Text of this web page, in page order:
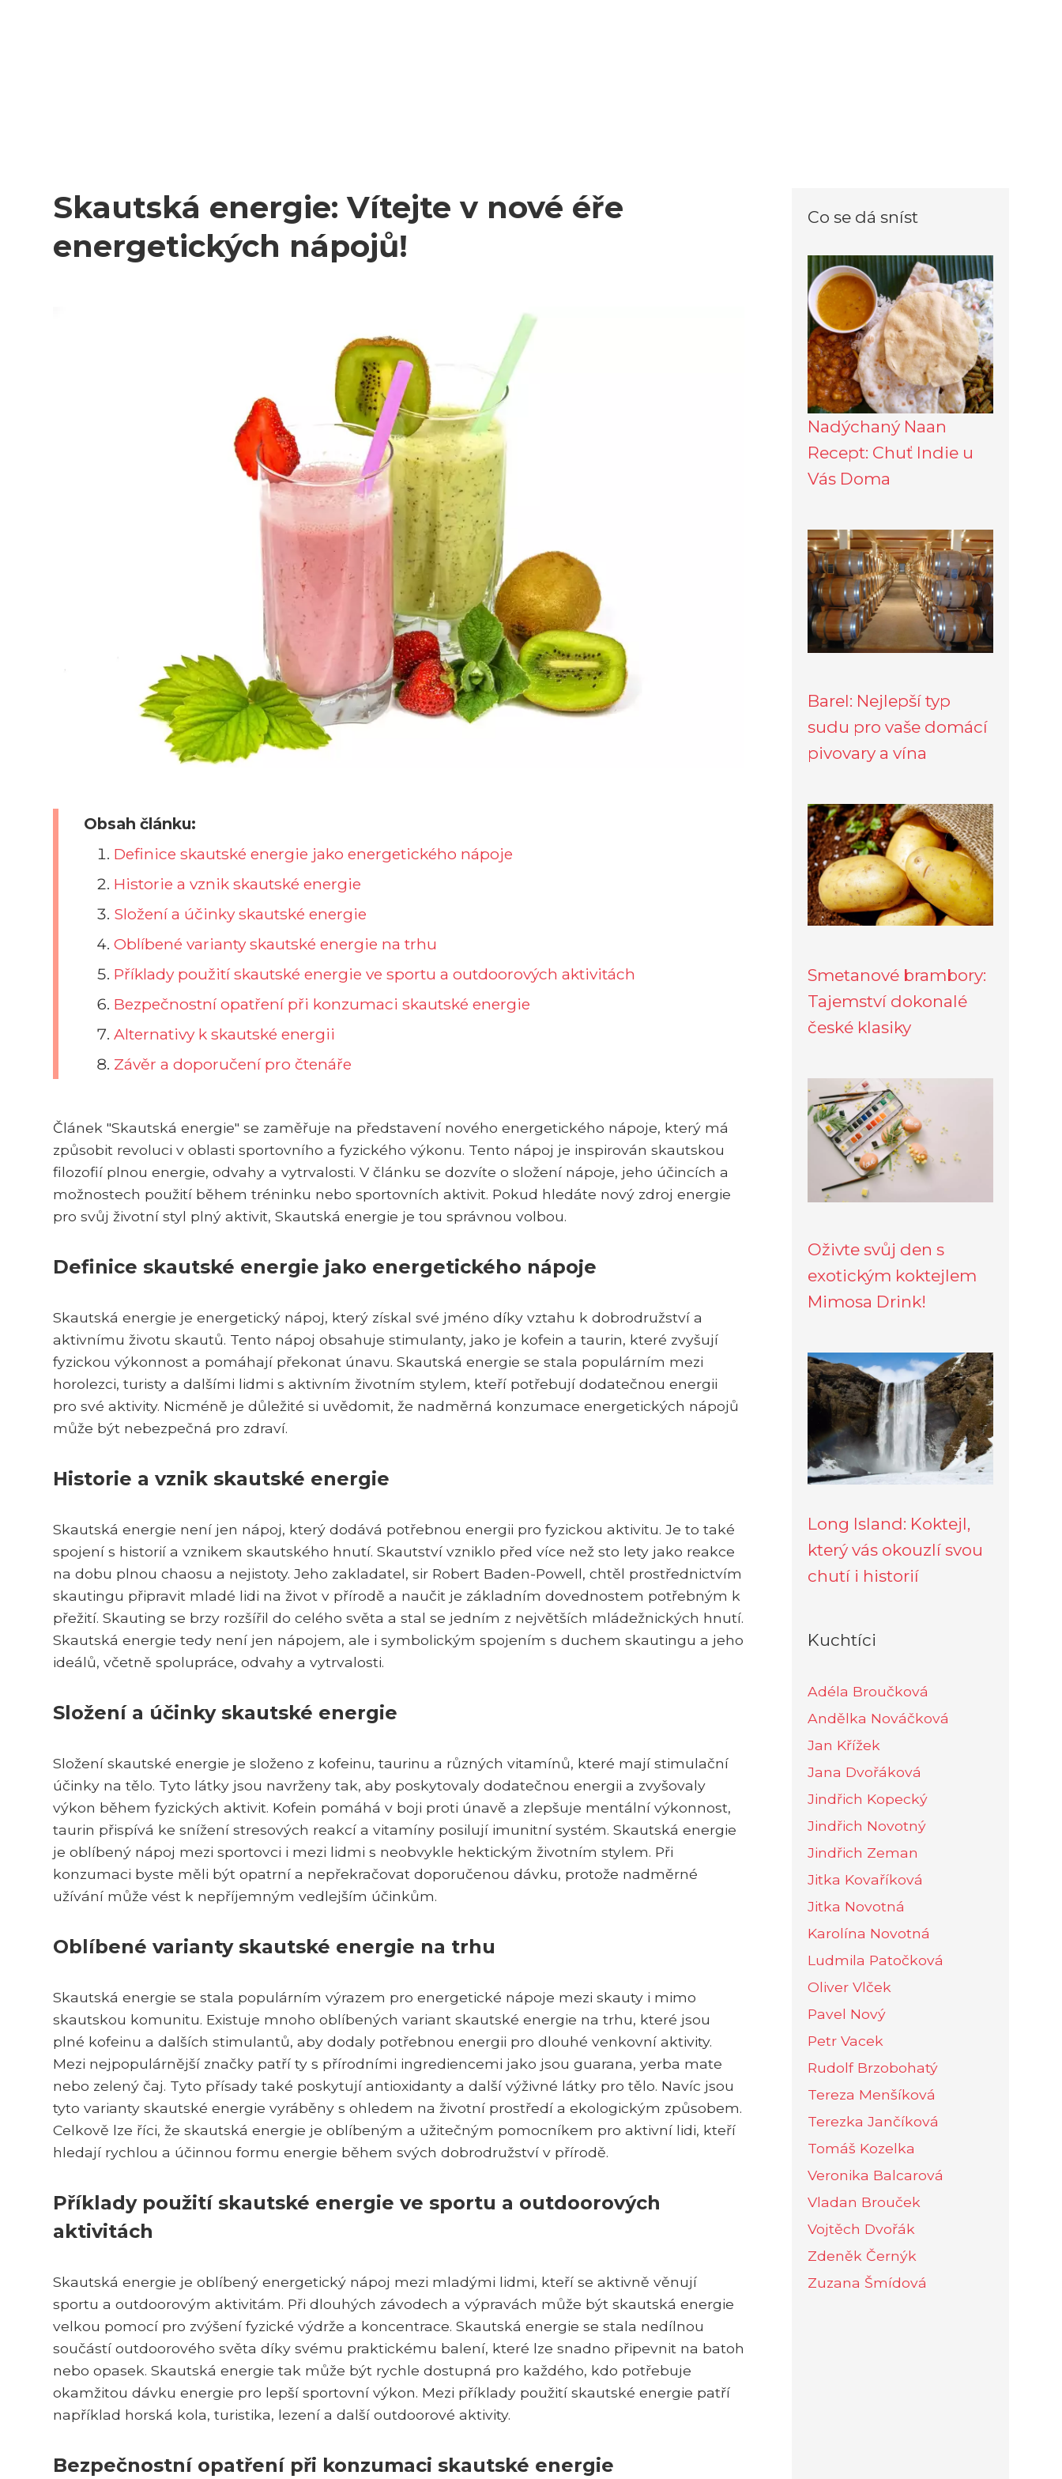
Skautská energie: Vítejte v nové éře
energetických nápojů!
Obsah článku:
Definice skautské energie jako energetického nápoje
Historie a vznik skautské energie
Složení a účinky skautské energie
Oblíbené varianty skautské energie na trhu
Příklady použití skautské energie ve sportu a outdoorových aktivitách
Bezpečnostní opatření při konzumaci skautské energie
Alternativy k skautské energii
Závěr a doporučení pro čtenáře
Článek "Skautská energie" se zaměřuje na představení nového energetického nápoje, který má
způsobit revoluci v oblasti sportovního a fyzického výkonu. Tento nápoj je inspirován skautskou
filozofií plnou energie, odvahy a vytrvalosti. V článku se dozvíte o složení nápoje, jeho účincích a
možnostech použití během tréninku nebo sportovních aktivit. Pokud hledáte nový zdroj energie
pro svůj životní styl plný aktivit, Skautská energie je tou správnou volbou.
Definice skautské energie jako energetického nápoje
Skautská energie je energetický nápoj, který získal své jméno díky vztahu k dobrodružství a
aktivnímu životu skautů. Tento nápoj obsahuje stimulanty, jako je kofein a taurin, které zvyšují
fyzickou výkonnost a pomáhají překonat únavu. Skautská energie se stala populárním mezi
horolezci, turisty a dalšími lidmi s aktivním životním stylem, kteří potřebují dodatečnou energii
pro své aktivity. Nicméně je důležité si uvědomit, že nadměrná konzumace energetických nápojů
může být nebezpečná pro zdraví.
Historie a vznik skautské energie
Skautská energie není jen nápoj, který dodává potřebnou energii pro fyzickou aktivitu. Je to také
spojení s historií a vznikem skautského hnutí. Skautství vzniklo před více než sto lety jako reakce
na dobu plnou chaosu a nejistoty. Jeho zakladatel, sir Robert Baden-Powell, chtěl prostřednictvím
skautingu připravit mladé lidi na život v přírodě a naučit je základním dovednostem potřebným k
přežití. Skauting se brzy rozšířil do celého světa a stal se jedním z největších mládežnických hnutí.
Skautská energie tedy není jen nápojem, ale i symbolickým spojením s duchem skautingu a jeho
ideálů, včetně spolupráce, odvahy a vytrvalosti.
Složení a účinky skautské energie
Složení skautské energie je složeno z kofeinu, taurinu a různých vitamínů, které mají stimulační
účinky na tělo. Tyto látky jsou navrženy tak, aby poskytovaly dodatečnou energii a zvyšovaly
výkon během fyzických aktivit. Kofein pomáhá v boji proti únavě a zlepšuje mentální výkonnost,
taurin přispívá ke snížení stresových reakcí a vitamíny posilují imunitní systém. Skautská energie
je oblíbený nápoj mezi sportovci i mezi lidmi s neobvykle hektickým životním stylem. Při
konzumaci byste měli být opatrní a nepřekračovat doporučenou dávku, protože nadměrné
užívání může vést k nepříjemným vedlejším účinkům.
Oblíbené varianty skautské energie na trhu
Skautská energie se stala populárním výrazem pro energetické nápoje mezi skauty i mimo
skautskou komunitu. Existuje mnoho oblíbených variant skautské energie na trhu, které jsou
plné kofeinu a dalších stimulantů, aby dodaly potřebnou energii pro dlouhé venkovní aktivity.
Mezi nejpopulárnější značky patří ty s přírodními ingrediencemi jako jsou guarana, yerba mate
nebo zelený čaj. Tyto přísady také poskytují antioxidanty a další výživné látky pro tělo. Navíc jsou
tyto varianty skautské energie vyráběny s ohledem na životní prostředí a ekologickým způsobem.
Celkově lze říci, že skautská energie je oblíbeným a užitečným pomocníkem pro aktivní lidi, kteří
hledají rychlou a účinnou formu energie během svých dobrodružství v přírodě.
Příklady použití skautské energie ve sportu a outdoorových
aktivitách
Skautská energie je oblíbený energetický nápoj mezi mladými lidmi, kteří se aktivně věnují
sportu a outdoorovým aktivitám. Při dlouhých závodech a výpravách může být skautská energie
velkou pomocí pro zvýšení fyzické výdrže a koncentrace. Skautská energie se stala nedílnou
součástí outdoorového světa díky svému praktickému balení, které lze snadno připevnit na batoh
nebo opasek. Skautská energie tak může být rychle dostupná pro každého, kdo potřebuje
okamžitou dávku energie pro lepší sportovní výkon. Mezi příklady použití skautské energie patří
například horská kola, turistika, lezení a další outdoorové aktivity.
Bezpečnostní opatření při konzumaci skautské energie
Co se dá sníst
Nadýchaný Naan
Recept: Chuť Indie u
Vás Doma
Barel: Nejlepší typ
sudu pro vaše domácí
pivovary a vína
Smetanové brambory:
Tajemství dokonalé
české klasiky
Oživte svůj den s
exotickým koktejlem
Mimosa Drink!
Long Island: Koktejl,
který vás okouzlí svou
chutí i historií
Kuchtíci
Adéla Broučková
Andělka Nováčková
Jan Křížek
Jana Dvořáková
Jindřich Kopecký
Jindřich Novotný
Jindřich Zeman
Jitka Kovaříková
Jitka Novotná
Karolína Novotná
Ludmila Patočková
Oliver Vlček
Pavel Nový
Petr Vacek
Rudolf Brzobohatý
Tereza Menšíková
Terezka Jančíková
Tomáš Kozelka
Veronika Balcarová
Vladan Brouček
Vojtěch Dvořák
Zdeněk Černýk
Zuzana Šmídová